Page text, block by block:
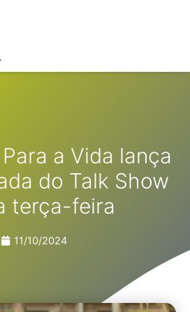
a Vida lança
do Talk Show
terça-feira
11/10/2024